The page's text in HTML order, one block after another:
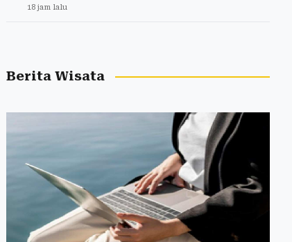
18 jam lalu
Berita Wisata